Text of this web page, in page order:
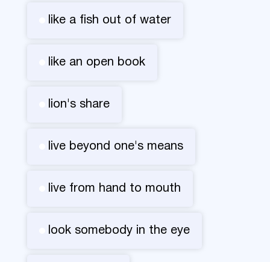
like a fish out of water
like an open book
lion's share
live beyond one's means
live from hand to mouth
look somebody in the eye